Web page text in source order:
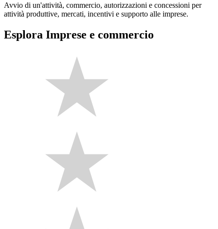
Avvio di un'attività, commercio, autorizzazioni e concessioni per
attività produttive, mercati, incentivi e supporto alle imprese.
Esplora Imprese e commercio